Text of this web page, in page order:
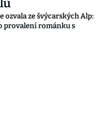
ozvala ze švýcarských Alp:
provalení románku s